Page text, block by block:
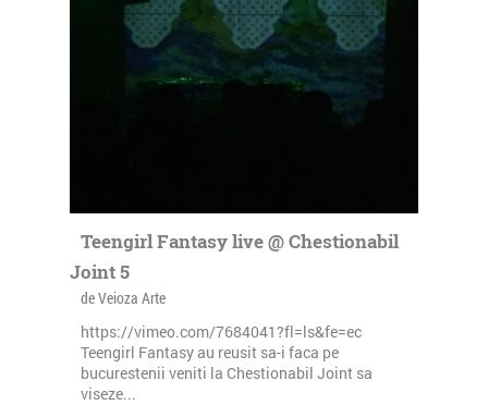
Teengirl Fantasy live @ Chestionabil
Joint 5
de Veioza Arte
https://vimeo.com/7684041?fl=ls&fe=ec
Teengirl Fantasy au reusit sa-i faca pe
bucurestenii veniti la Chestionabil Joint sa
viseze...